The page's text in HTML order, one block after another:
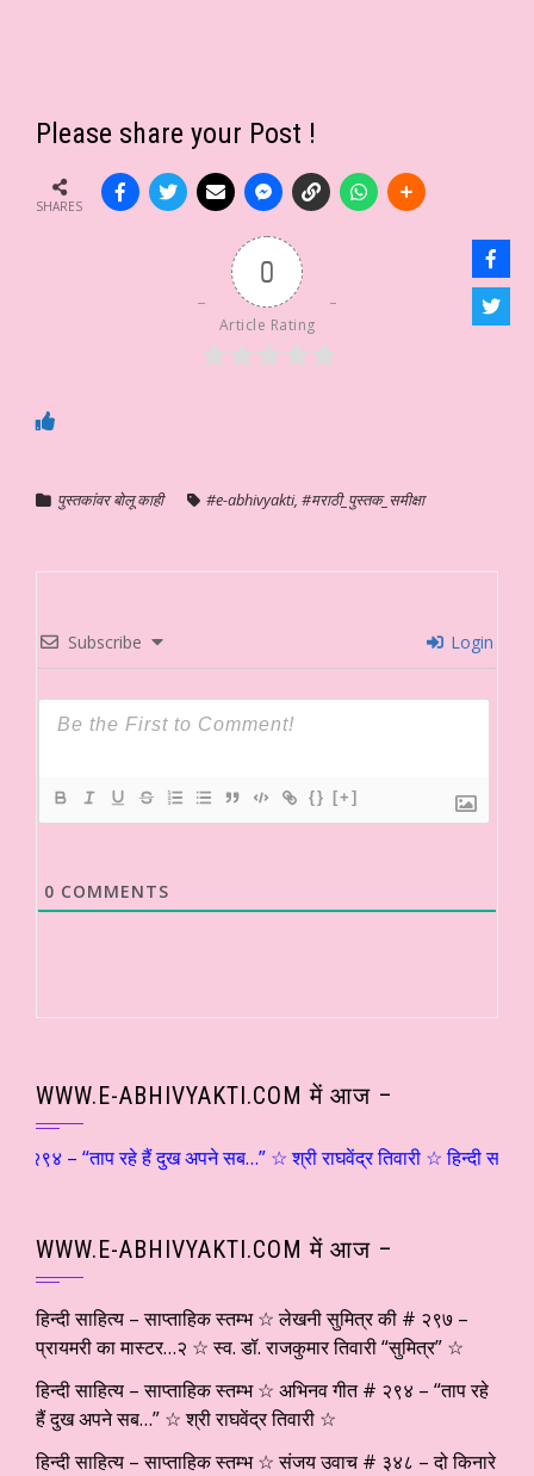
Please share your Post !
SHARES
0
Article Rating
पुस्तकांवर बोलू काही #e-abhivyakti, #मराठी_पुस्तक_समीक्षा
Subscribe Login
{} [+]
0 COMMENTS
WWW.E-ABHIVYAKTI.COM में आज –
– “ताप रहे हैं दुख अपने सब…” ☆ श्री राघवेंद्र तिवारी ☆
WWW.E-ABHIVYAKTI.COM में आज –
हिन्दी साहित्य – साप्ताहिक स्तम्भ ☆ लेखनी सुमित्र की # २९७ –
प्रायमरी का मास्टर…२ ☆ स्व. डॉ. राजकुमार तिवारी “सुमित्र” ☆
हिन्दी साहित्य – साप्ताहिक स्तम्भ ☆ अभिनव गीत # २९४ – “ताप रहे
हैं दुख अपने सब…” ☆ श्री राघवेंद्र तिवारी ☆
हिन्दी साहित्य – साप्ताहिक स्तम्भ ☆ संजय उवाच # ३४८ – दो किनारे